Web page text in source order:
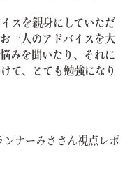
スを親身にしていただ
一人のアドバイスを大
みを聞いたり、それに
て、とても勉強になり
ンナーみささん視点レポ